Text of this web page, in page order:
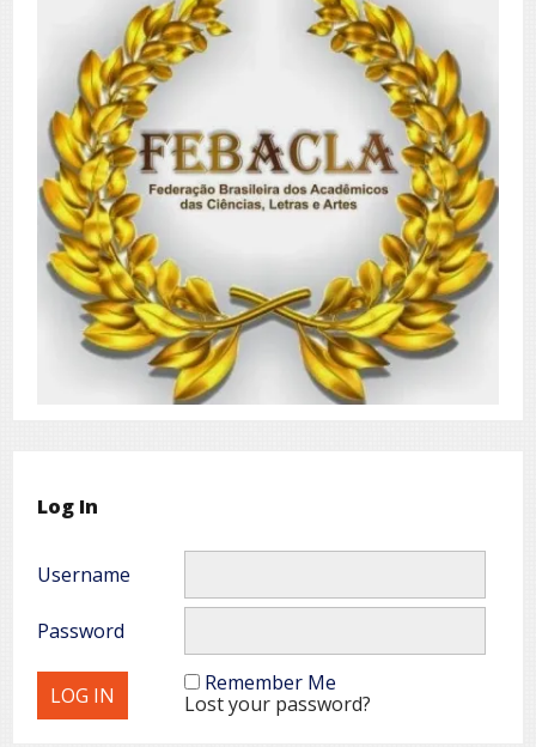
Log In
Username
Password
Remember Me
Lost your password?